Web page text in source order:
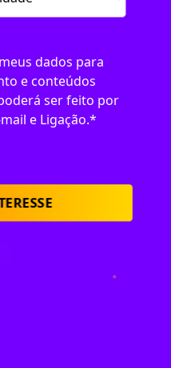
dados para
e conteúdos
ser feito por
e Ligação.*